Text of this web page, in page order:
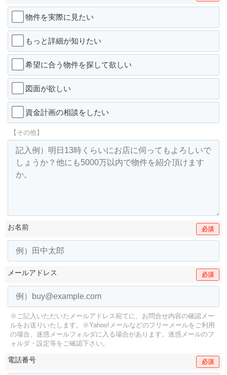
物件を実際に見たい
もっと詳細が知りたい
希望に合う物件を探して欲しい
図面が欲しい
資金計画の相談をしたい
【その他】
お名前 必須
メールアドレス 必須
※ご記入いただいたメールアドレス宛てに、お問合せ内容の確認メー
ルをお送りいたします。
※Yahoo!メールなどのフリーメールをご利用
の場合、迷惑メールフォルダに入る場合があります。 迷惑メールのフ
ォルダ・設定等をご確認下さい。
電話番号 必須